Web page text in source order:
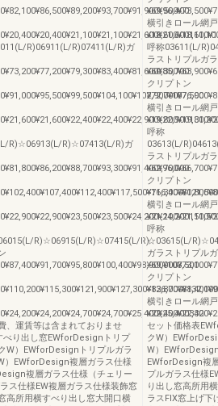
R)06911(L/R)07411(L/R)ガ
R)☆06913(L/R)☆07413(L/R)ガ
R)☆06915(L/R)☆07415(L/R)
、運賃等は含まれておりませ
べり出し窓EWforDesignトリプ
W）EWforDesignトリプルガラ
）EWforDesign複層ガラス仕様
複層ガラス仕様（チェリー
ス仕様EW複層ガラス仕様装飾窓
高所用横すべり出し窓大開口横
横引きロール網戸
呼称03611(L/
ラストリプルガ
クリプトン
横引きロール網戸
呼称
03613(L/
ラストリプルガ
クリプトン
横引きロール網戸
呼称
☆03615(L/
ガラストリプル
クリプトン
横引きロール網戸
セット価格表
クW）
W）
EWforDesign複
プルガラス仕様
り出し窓高所用
ラスFIX窓上げ下